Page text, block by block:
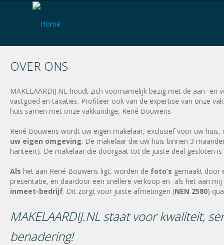
OVER ONS
MAKELAARDIJ.NL houdt zich voornamelijk bezig met de aan-
vastgoed en taxaties. Profiteer ook van de expertise van onze
huis samen met onze vakkundige, René Bouwens
René Bouwens wordt uw eigen makelaar, exclusief voor uw
uw eigen omgeving. De makelaar die uw huis binnen 3
hanteert). De makelaar die doorgaat tot de juiste deal gesloten
Als het aan René Bouwens ligt, worden de foto’s gemaakt door
presentatie, en daardoor een snellere verkoop en -als het aan
inmeet-bedrijf. Dit zorgt voor juiste afmetingen (NEN 2580)
MAKELAARDIJ.NL staat voor kwaliteit,
benadering!